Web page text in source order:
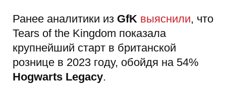
Ранее аналитики из GfK выяснили, что
Tears of the Kingdom показала
крупнейший старт в британской
рознице в 2023 году, обойдя на 54%
Hogwarts Legacy.